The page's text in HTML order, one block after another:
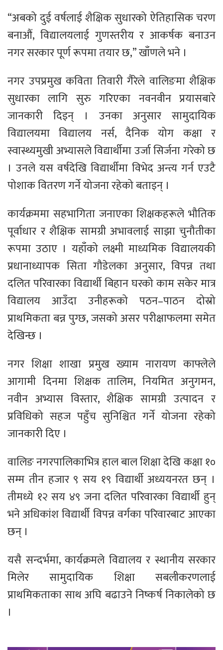
“अबको दुई वर्षलाई शैक्षिक सुधारको ऐतिहासिक चरण
बनाऔं, विद्यालयलाई गुणस्तरीय र आकर्षक बनाउन
नगर सरकार पूर्ण रूपमा तयार छ,” खाँणले भने ।
नगर उपप्रमुख कविता तिवारी गैरेले वालिङमा शैक्षिक
सुधारका लागि सुरु गरिएका नवनवीन प्रयासबारे
जानकारी दिइन् । उनका अनुसार सामुदायिक
विद्यालयमा विद्यालय नर्स, दैनिक योग कक्षा र
स्वास्थ्यमुखी अभ्यासले विद्यार्थीमा उर्जा सिर्जना गरेको छ
। उनले यस वर्षदेखि विद्यार्थीमा विभेद अन्त्य गर्न एउटै
पोशाक वितरण गर्ने योजना रहेको बताइन् ।
कार्यक्रममा सहभागिता जनाएका शिक्षकहरूले भौतिक
पूर्वाधार र शैक्षिक सामग्री अभावलाई साझा चुनौतीका
रूपमा उठाए । यहाँको लक्ष्मी माध्यमिक विद्यालयकी
प्रधानाध्यापक सिता गौडेलका अनुसार, विपन्न तथा
दलित परिवारका विद्यार्थी बिहान घरको काम सकेर मात्र
विद्यालय आउँदा उनीहरूको पठन–पाठन दोस्रो
प्राथमिकता बन्न पुग्छ, जसको असर परीक्षाफलमा समेत
देखिन्छ ।
नगर शिक्षा शाखा प्रमुख ख्याम नारायण काफ्लेले
आगामी दिनमा शिक्षक तालिम, नियमित अनुगमन,
नवीन अभ्यास विस्तार, शैक्षिक सामग्री उत्पादन र
प्रविधिको सहज पहुँच सुनिश्चित गर्ने योजना रहेको
जानकारी दिए ।
वालिङ नगरपालिकाभित्र हाल बाल शिक्षा देखि कक्षा १०
सम्म तीन हजार ९ सय १९ विद्यार्थी अध्ययनरत छन् ।
तीमध्ये १२ सय ४९ जना दलित परिवारका विद्यार्थी हुन्
भने अधिकांश विद्यार्थी विपन्न वर्गका परिवारबाट आएका
छन् ।
यसै सन्दर्भमा, कार्यक्रमले विद्यालय र स्थानीय सरकार
मिलेर सामुदायिक शिक्षा सबलीकरणलाई
प्राथमिकताका साथ अघि बढाउने निष्कर्ष निकालेको छ
।